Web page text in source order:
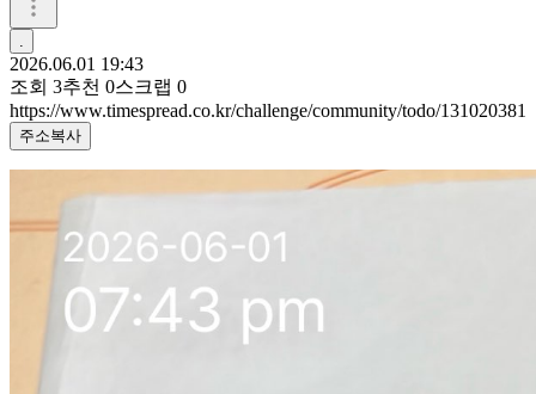
2026.06.01 19:43
조회 3추천 0스크랩 0
https://www.timespread.co.kr/challenge/community/todo/131020381
주소복사